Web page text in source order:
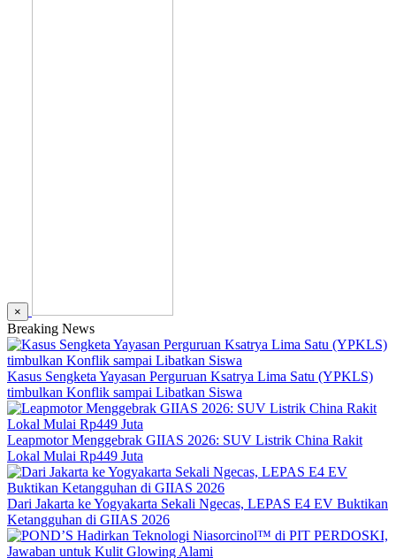
×
Breaking News
Kasus Sengketa Yayasan Perguruan Ksatrya Lima Satu (YPKLS)
timbulkan Konflik sampai Libatkan Siswa
Leapmotor Menggebrak GIIAS 2026: SUV Listrik China Rakit
Lokal Mulai Rp449 Juta
Dari Jakarta ke Yogyakarta Sekali Ngecas, LEPAS E4 EV Buktikan
Ketangguhan di GIIAS 2026